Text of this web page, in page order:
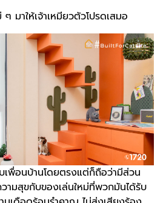
มาให้เจ้าเหมียวตัวโปรดเสมอ
เพื่อนบ้านโดยตรงแต่ก็ถือว่ามีส่วน
ามสุขกับของเล่นใหม่ที่พวกมันได้รับ